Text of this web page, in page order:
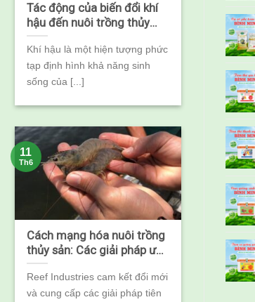
Tác động của biến đổi khí
hậu đến nuôi trồng thủy
sản
Khí hậu là một hiện tượng phức
tạp định hình khả năng sinh
sống của [...]
Cách mạng hóa nuôi trồng
thủy sản: Các giải pháp ưu
việt về tấm lót trại giống,
tấm lót bể và tấm che nhà
kính của Reef Industries
Reef Industries cam kết đổi mới
và cung cấp các giải pháp tiên
11
Th6